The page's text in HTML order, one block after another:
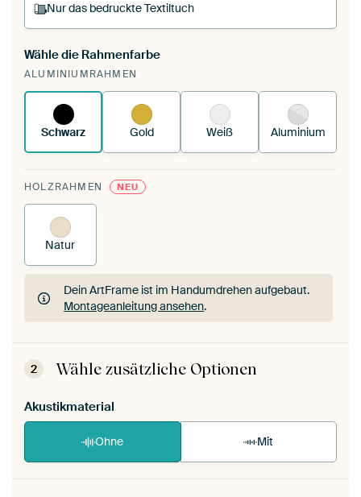
Nur das bedruckte Textiltuch
Du spannst einen wechselbaren Textiltuch in
deinen vorhandenen ArtFrame™.
es.
Wähle die Rahmenfarbe
ALUMINIUMRAHMEN
Schwarz Gold Weiß Aluminium
HOLZRAHMEN NEU
Natur
Dein ArtFrame ist im Handumdrehen aufgebaut.
Montageanleitung ansehen.
Dein ArtFrame ist im Handumdrehen aufgebaut.
Montageanleitung ansehen
2 Wähle zusätzliche Optionen
Akustikmaterial
Ohne Mit